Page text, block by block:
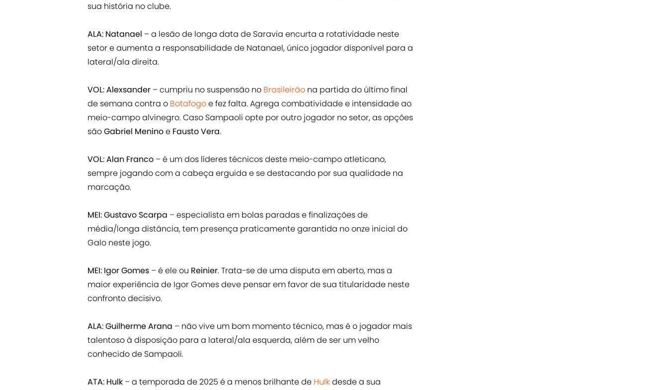
sua história no clube.
ALA: Natanael – a lesão de longa data de Saravia encurta a rotatividade neste
setor e aumenta a responsabilidade de Natanael, único jogador disponível para a
lateral/ala direita.
VOL: Alexsander – cumpriu no suspensão no Brasileirão na partida do último final
de semana contra o Botafogoe fez falta. Agrega combatividade e intensidade ao
meio-campo alvinegro. Caso Sampaoli opte por outro jogador no setor, as opções
sãoGabriel Meninoe Fausto Vera.
VOL: Alan Franco – é um dos líderes técnicos deste meio-campo atleticano,
sempre jogando com a cabeça erguida e se destacando por sua qualidade na
marcação.
MEI: Gustavo Scarpa – especialista em bolas paradas e finalizações de
média/longa distância, tem presença praticamente garantida no onze inicial do
Galo neste jogo.
MEI: Igor Gomes – é ele ou Reinier. Trata-se de uma disputa em aberto, mas a
maior experiência de Igor Gomes deve pensar em favor de sua titularidade neste
confronto decisivo.
ALA: Guilherme Arana – não vive um bom momento técnico, mas é o jogador mais
talentoso à disposição para a lateral/ala esquerda, além de ser um velho
conhecido de Sampaoli.
ATA: Hulk – a temporada de 2025 é a menos brilhante de Hulkdesde a sua